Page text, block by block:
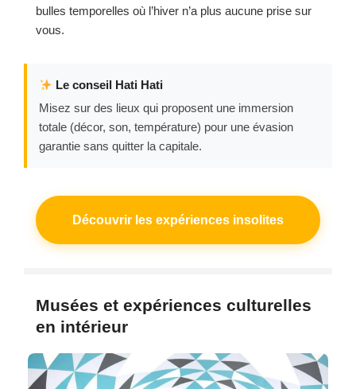
bulles temporelles où l’hiver n’a plus aucune prise sur
vous.
Le conseil Hati Hati
Misez sur des lieux qui proposent une immersion
totale (décor, son, température) pour une évasion
garantie sans quitter la capitale.
Découvrir les expériences insolites
Musées et expériences culturelles
en intérieur